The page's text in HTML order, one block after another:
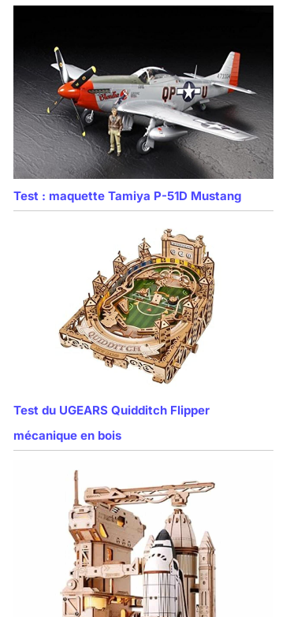
Test : maquette Tamiya P-51D Mustang
Test du UGEARS Quidditch Flipper
mécanique en bois